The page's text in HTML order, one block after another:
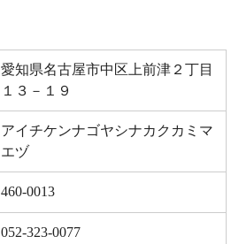
愛知県名古屋市中区上前津２丁目
１３－１９
アイチケンナゴヤシナカクカミマ
エヅ
460-0013
052-323-0077